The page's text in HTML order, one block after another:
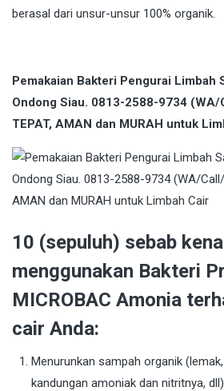
berasal dari unsur-unsur 100% organik.
Pemakaian Bakteri Pengurai Limbah
Ondong Siau. 0813-2588-9734 (WA/
TEPAT, AMAN dan MURAH untuk
10 (sepuluh) sebab
menggunakan Bakteri
MICROBAC Amonia
cair Anda:
Menurunkan sampah organik
kandungan amoniak dan nitritnya,